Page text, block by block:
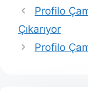
Profilo
Çıkarıyor
Profilo